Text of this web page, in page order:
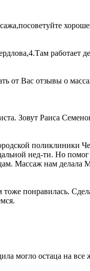
от Вас отзывы о
Зовут Раиса
нед-ти. Но
Массаж нам
понравилась.
могло